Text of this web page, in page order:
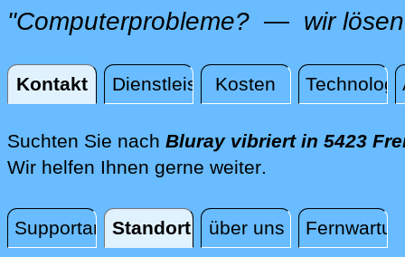
"Computerprobleme? — wir
Kontakt Dienstleistungen
Kosten
Kontakt
Suchten Sie nach Bluray vibriert in 5423
Wir helfen Ihnen gerne weiterdirekt vor Ort in
.
SupportanfrageStandort über uns